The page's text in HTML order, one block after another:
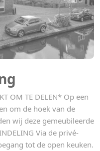
OM TE DELEN* Op een
om de hoek van de
wij deze gemeubileerde
Via de privé-
tot de open keuken.